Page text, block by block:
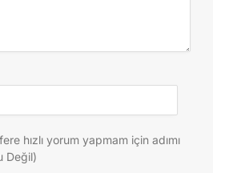
hızlı yorum yapmam için adımı
Değil)